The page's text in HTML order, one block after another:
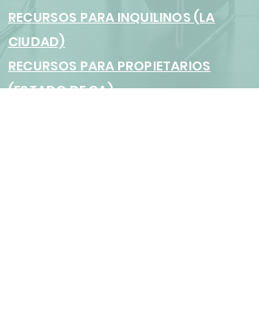
RECURSOS PARA INQUILINOS (LA
CIUDAD)
RECURSOS PARA PROPIETARIOS
(ESTADO DE CA)